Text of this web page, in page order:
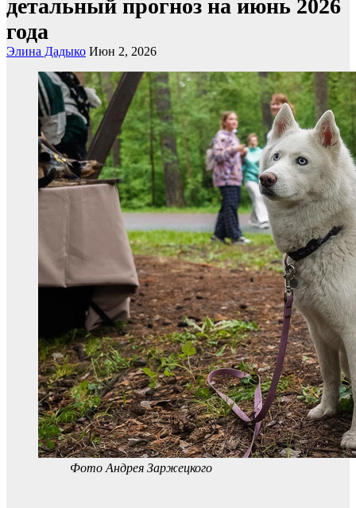
детальный прогноз на июнь 2026
года
Элина Дадыко Июн 2, 2026
Фото Андрея Заржецкого